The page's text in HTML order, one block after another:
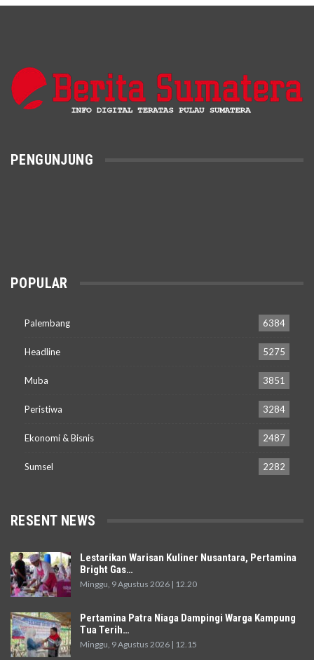
PENGUNJUNG
POPULAR
Palembang 6384
Headline 5275
Muba 3851
Peristiwa 3284
Ekonomi & Bisnis 2487
Sumsel 2282
RESENT NEWS
Lestarikan Warisan Kuliner Nusantara, Pertamina
Bright Gas…
Minggu, 9 Agustus 2026 | 12.20
Pertamina Patra Niaga Dampingi Warga Kampung
Tua Terih…
Minggu, 9 Agustus 2026 | 12.15